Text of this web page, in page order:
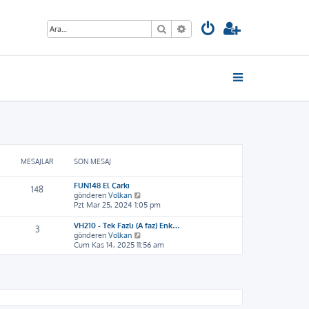
Ara Gelişmiş arama
MESAJLAR SON MESAJ
148
FUN148 El Çarkı
gönderen Volkan
o
n
m
s
a
ö
Pzt Mar 25, 2024 1:05 pm
3
VH210 - Tek Fazlı (A faz) Enk…
gönderen Volkan
o
n
a
Cum Kas 14, 2025 11:56 am